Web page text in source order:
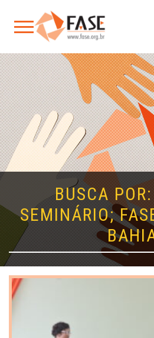
BUSCA
SEMINÁRIO;